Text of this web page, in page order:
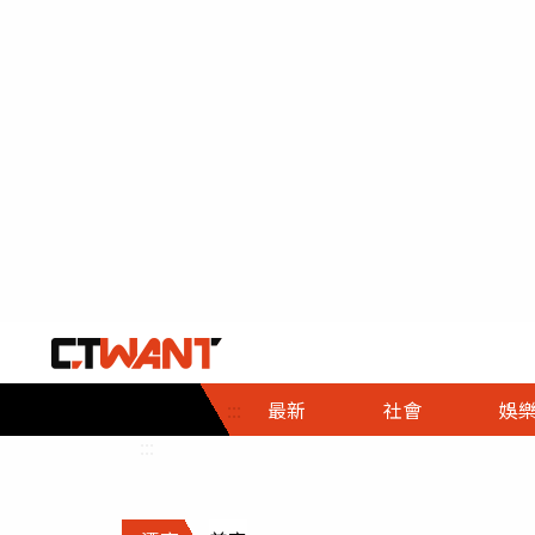
::: 最新 社會
社會首頁
時事
調查
娛樂
娛樂首頁
即時
財經首頁
熱線
政